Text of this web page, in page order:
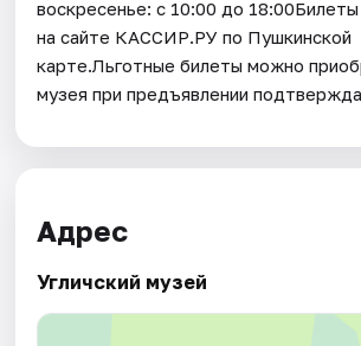
воскресенье: с 10:00 до
на сайте КАССИР.РУ по Пушкинской
карте.Льготные билеты можно
музея при предъявлении
Адрес
Угличский музей